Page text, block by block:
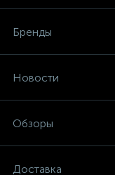
Бренды
Новости
Обзоры
Доставка